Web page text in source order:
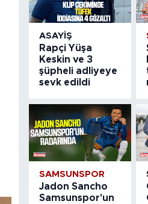
ASAYIŞ
Rapçi Yüşa
Keskin ve 3
şüpheli adliyeye
sevk edildi
SAMSUNSPOR
Jadon Sancho
Samsunspor'un